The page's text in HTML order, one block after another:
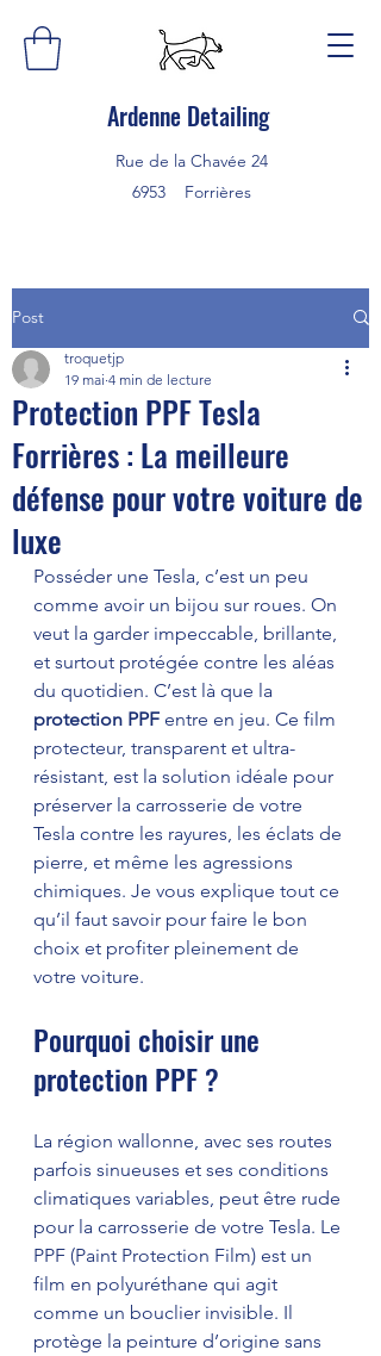
Ardenne Detailing
Rue de la Chavée 24
6953 Forrières
Post
Protection PPF Tesla
Forrières : La meilleure
défense pour votre voiture de
luxe
troquetjp
19 mai 4 min de lecture
Posséder une Tesla, c’est un peu
comme avoir un bijou sur roues. On
veut la garder impeccable, brillante,
et surtout protégée contre les aléas
du quotidien. C’est là que la
protection PPF entre en jeu. Ce film
protecteur, transparent et ultra-
résistant, est la solution idéale pour
préserver la carrosserie de votre
Tesla contre les rayures, les éclats de
pierre, et même les agressions
chimiques. Je vous explique tout ce
qu’il faut savoir pour faire le bon
choix et profiter pleinement de
votre voiture.
Pourquoi choisir une
protection PPF ?
La région wallonne, avec ses routes
parfois sinueuses et ses conditions
climatiques variables, peut être rude
pour la carrosserie de votre Tesla. Le
PPF (Paint Protection Film) est un
film en polyuréthane qui agit
comme un bouclier invisible. Il
protège la peinture d’origine sans